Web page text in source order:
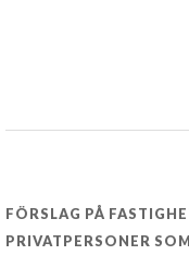
FÖRSLAG PÅ
PRIVATPERSONER